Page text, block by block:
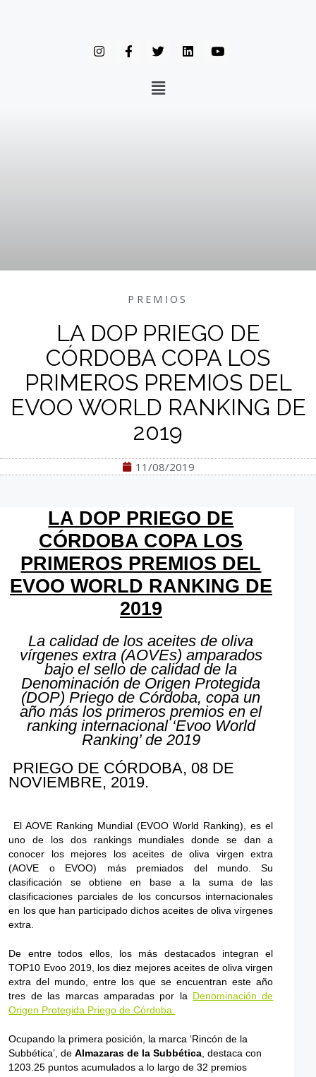
PREMIOS
LA DOP PRIEGO DE
CÓRDOBA COPA LOS
PRIMEROS PREMIOS DEL
EVOO WORLD RANKING DE
2019
11/08/2019
LA DOP PRIEGO DE
CÓRDOBA COPA LOS
PRIMEROS PREMIOS DEL
EVOO WORLD RANKING DE
2019
La calidad de los aceites de oliva
vírgenes extra (AOVEs) amparados
bajo el sello de calidad de la
Denominación de Origen Protegida
(DOP) Priego de Córdoba, copa un
año más los primeros premios en el
ranking internacional ‘Evoo World
Ranking’ de 2019
PRIEGO DE CÓRDOBA, 08 DE
NOVIEMBRE, 2019.
El AOVE Ranking Mundial (EVOO World Ranking), es el
uno de los dos rankings mundiales donde se dan a
conocer los mejores los aceites de oliva virgen extra
(AOVE o EVOO) más premiados del mundo. Su
clasificación se obtiene en base a la suma de las
clasificaciones parciales de los concursos internacionales
en los que han participado dichos aceites de oliva vírgenes
extra.
De entre todos ellos, los más destacados integran el
TOP10 Evoo 2019, los diez mejores aceites de oliva virgen
extra del mundo, entre los que se encuentran este año
tres de las marcas amparadas por la Denominación de
Origen Protegida Priego de Córdoba.
Ocupando la primera posición, la marca ‘Rincón de la
Subbética’, deAlmazaras de la Subbética , destaca con
1203.25 puntos acumulados a lo largo de 32 premios